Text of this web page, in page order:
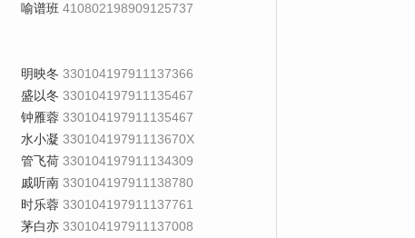
喻谱班 410802198909125737
明映冬 330104197911137366
盛以冬 330104197911135467
钟雁蓉 330104197911135467
水小凝 33010419791113670X
管飞荷 330104197911134309
戚听南 330104197911138780
时乐蓉 330104197911137761
茅白亦 330104197911137008